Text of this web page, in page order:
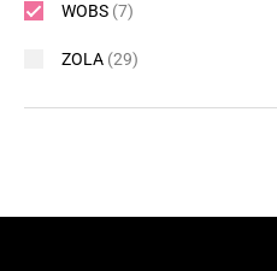
WOBS (7)
ZOLA (29)